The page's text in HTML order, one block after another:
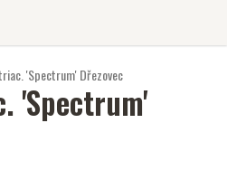
'Spectrum'Dřezovec
'Spectrum'